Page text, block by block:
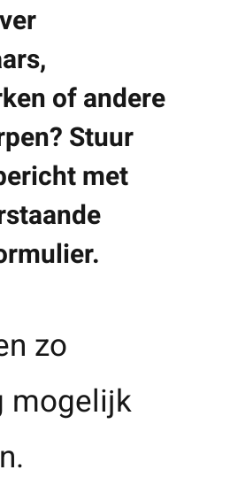
of andere
Stuur
met
zo
mogelijk